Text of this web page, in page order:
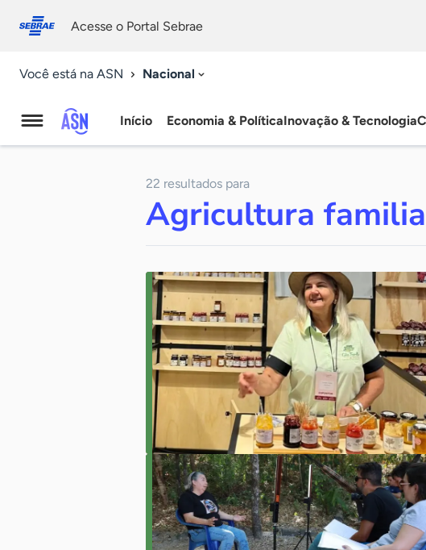
conosco
Acesse o Portal Sebrae
Você está na ASN Nacional
Agência
Notícias
Início Economia & PolíticaInovação & Tecnologia
22 resultados para
Agricultura